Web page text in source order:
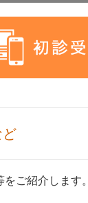
ど
ご紹介します。